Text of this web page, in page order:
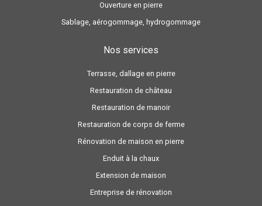
Ouverture en pierre
Sablage, aérogommage, hydrogommage
Nos services
Terrasse, dallage en pierre
Restauration de château
Restauration de manoir
Restauration de corps de ferme
Rénovation de maison en pierre
Enduit à la chaux
Extension de maison
Entreprise de rénovation